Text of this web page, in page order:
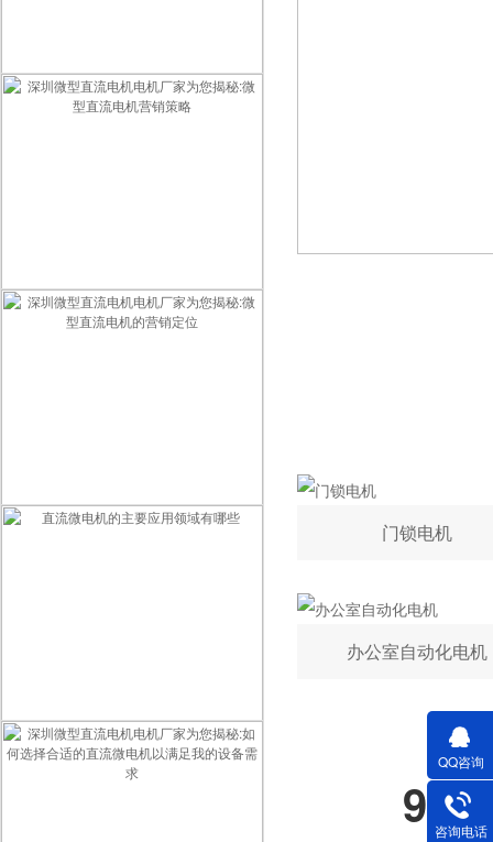
门锁电机
办公室自动化电机
91
深圳微型直流电机电机厂家为您揭秘:微型直流电机的销售方案
深圳微型直流电机电机厂家为您揭秘:微型直流电机营销策略
直流微电机的主要应用领域有哪些
QQ咨询
咨询电话